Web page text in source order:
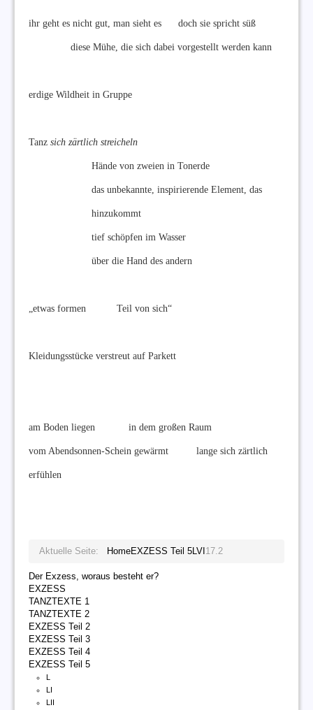
ihr geht es nicht gut, man sieht es doch sie spricht süß
diese Mühe, die sich dabei vorgestellt werden kann
erdige Wildheit in Gruppe
Tanz sich zärtlich streicheln
Hände von zweien in Tonerde
das unbekannte, inspirierende Element, das
hinzukommt
tief schöpfen im Wasser
über die Hand des andern
„etwas formen Teil von sich“
Kleidungsstücke verstreut auf Parkett
am Boden liegen in dem großen Raum
vom Abendsonnen-Schein gewärmt lange sich zärtlich
erfühlen
Aktuelle Seite: HomeEXZESS Teil 5LVI 17.2
Der Exzess, woraus besteht er?
EXZESS
TANZTEXTE 1
TANZTEXTE 2
EXZESS Teil 2
EXZESS Teil 3
EXZESS Teil 4
EXZESS Teil 5
L
LI
LII